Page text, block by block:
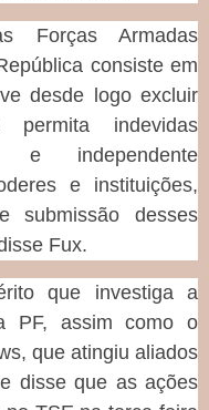
Forças Armadas
consiste em
desde logo excluir
permita indevidas
e independente
e instituições,
submissão desses
Fux.
que investiga a
PF, assim como o
que atingiu aliados
disse que as ações